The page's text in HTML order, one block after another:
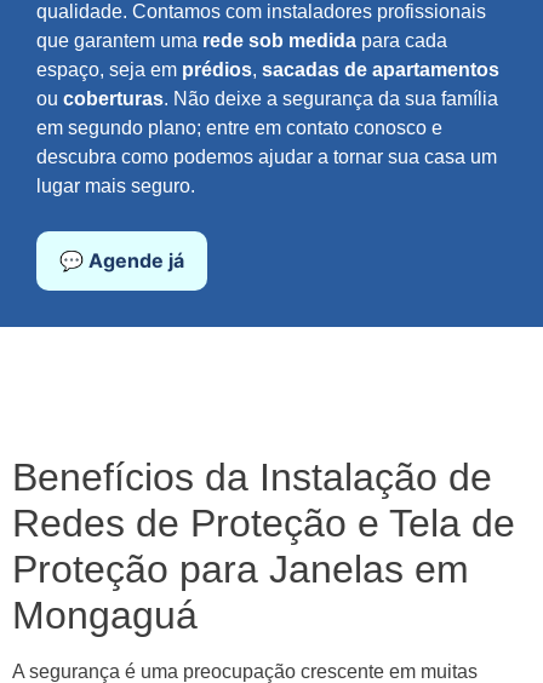
qualidade. Contamos com instaladores profissionais
que garantem uma rede sob medida para cada
espaço, seja em prédios, sacadas de apartamentos
ou coberturas. Não deixe a segurança da sua família
em segundo plano; entre em contato conosco e
descubra como podemos ajudar a tornar sua casa um
lugar mais seguro.
💬 Agende já
Benefícios da Instalação de
Redes de Proteção e Tela de
Proteção para Janelas em
Mongaguá
A segurança é uma preocupação crescente em muitas